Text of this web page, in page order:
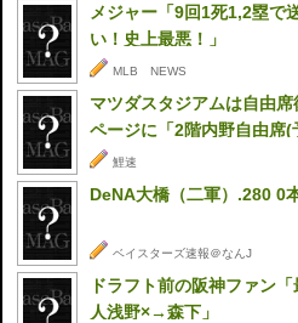
メジャー「9回1死1,2塁で
い！史上最悪！」
MLB NEWS
マツダスタジアムは自由
ページに「2階内野自由席(
鯉速
DeNA大橋（二軍）.280 0
ベイスターズ速報＠なんJ
ドラフト前の阪神ファン
人浅野×→森下」